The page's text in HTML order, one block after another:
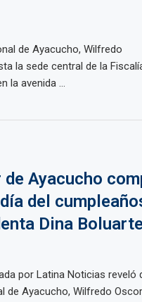
de Ayacucho, Wilfredo
la sede central de la
la avenida ...
de Ayacucho
del
Dina Boluarte
por Latina Noticias reveló
de Ayacucho, Wilfredo